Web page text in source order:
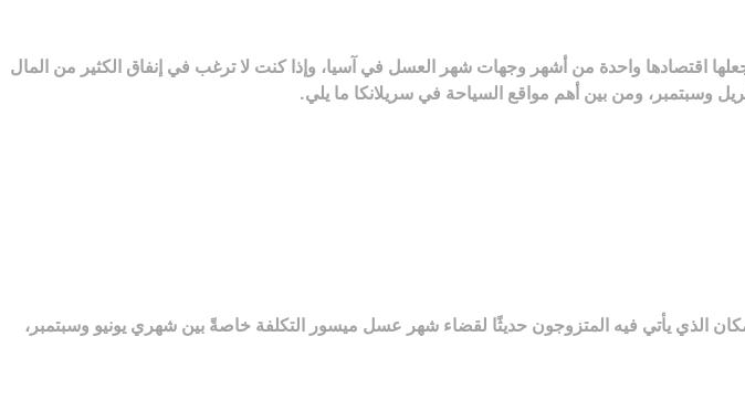
اقتصادها واحدة من أشهر وجهات شهر العسل في آسيا، وإذا كنت لا ترغب في إنفاق الكثير من المال
وسبتمبر، ومن بين أهم مواقع السياحة في سريلانكا ما يلي.
الذي يأتي فيه المتزوجون حديثًا لقضاء شهر عسل ميسور التكلفة خاصةً بين شهري يونيو وسبتمبر،